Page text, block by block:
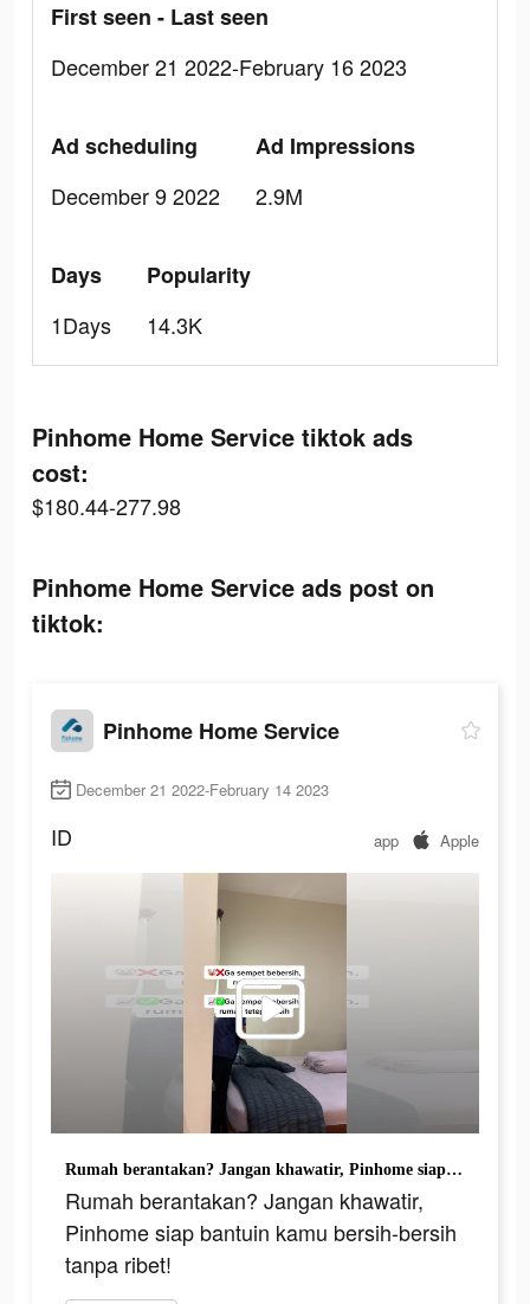
First seen - Last seen
December 21 2022-February 16 2023
Ad scheduling
December 9 2022
Ad Impressions
2.9M
Days
1Days
Popularity
14.3K
Pinhome Home Service tiktok ads
cost:
$180.44-277.98
Pinhome Home Service ads post on
tiktok:
Pinhome Home Service
December 21 2022-February 14 2023
ID app Apple
Rumah berantakan? Jangan khawatir, Pinhome siap bantuin kamu bersih-bersih tanpa ribet!
Rumah berantakan? Jangan khawatir,
Pinhome siap bantuin kamu bersih-bersih
tanpa ribet!